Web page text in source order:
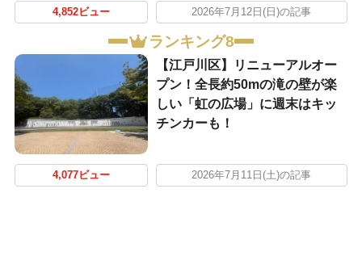
4,852ビュー 2026年7月12日(日)の記事
ランキング8
【江戸川区】リニューアルオー
プン！全長約50mの滝の壁が楽
しい「虹の広場」に週末はキッ
チンカーも！
4,077ビュー 2026年7月11日(土)の記事